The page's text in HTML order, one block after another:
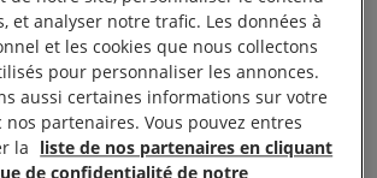
et analyser notre trafic. Les données à
et les cookies que nous collectons
pour personnaliser les annonces.
aussi certaines informations sur votre
nos partenaires. Vous pouvez entres
la liste de nos partenaires en cliquant